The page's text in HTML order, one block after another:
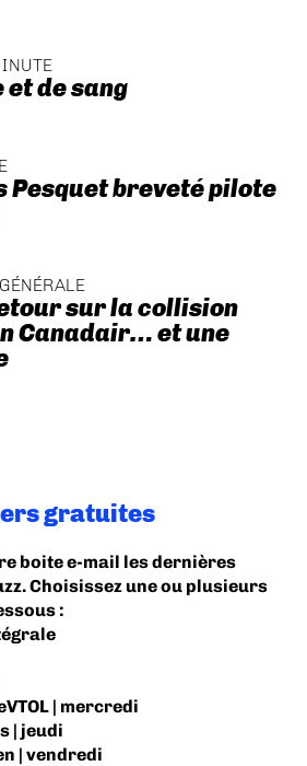
et de sang
Pesquet breveté pilote
sur la collision
Canadair… et une
gratuites
boite e-mail les dernières
Choisissez une ou plusieurs
:
| mercredi
| jeudi
| vendredi